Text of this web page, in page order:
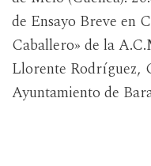
de Ensayo Breve en
Caballero» de la
Llorente Rodríguez,
Ayuntamiento de